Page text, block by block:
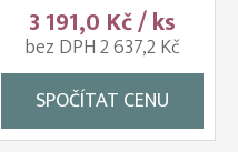
3 191,0 Kč / ks
bez DPH 2 637,2 Kč
SPOČÍTAT CENU